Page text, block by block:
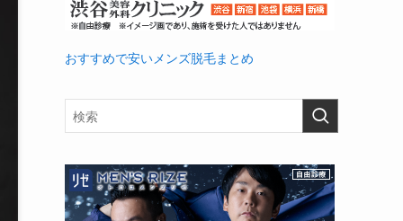
おすすめで安いメンズ脱毛まとめ